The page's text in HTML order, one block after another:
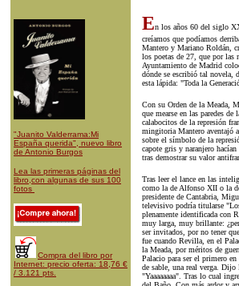
"Juanito Valderrama:Mi
España querida", nuevo libro
de Antonio Burgos
Lea las primeras páginas del
libro,con algunas de sus 100
fotos
Compra del libro por
Internet: precio oferta: 18,76 €
/ 3.121 pts.
En los años 60 del siglo
creíamos que podíamos
Mantero y Mariano Roldán,
los poetas de 27, que por las
Ayuntamiento de Madrid
dónde se escribió tal novela,
esta lápida: "Toda la
Con su Orden de la Meada,
que mearse en las paredes
calabocitos de la represión
mingitoria Mantero aventajó
sobre el símbolo de la
capote gris y naranjero
tras demostrar su valor
Tras leer el lance en las
como la de Alfonso XII o la
presidente de Cantabria,
televisivo podría titularse
plenamente identificada con
muy larga, muy brillante:
ser invitados, por no tener
fue cuando Revilla, en el
la Meada, por méritos de
Palacio para ser el primero
de sable, una real verga.
"Yaaaaaaaa". Tras lo cual